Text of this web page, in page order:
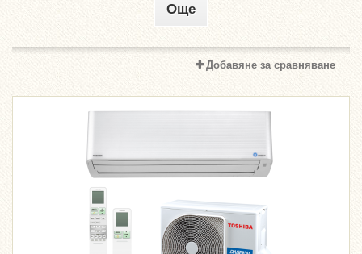
Още
Добавяне за сравняване